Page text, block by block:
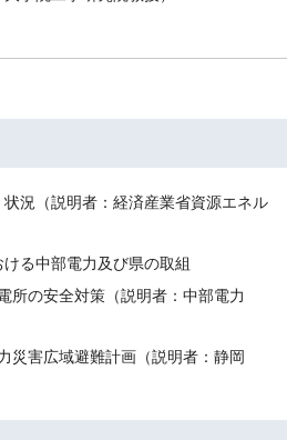
況（説明者：経済産業省資源エネル
る中部電力及び県の取組
所の安全対策（説明者：中部電力
災害広域避難計画（説明者：静岡